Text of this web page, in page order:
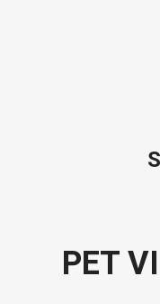
PET